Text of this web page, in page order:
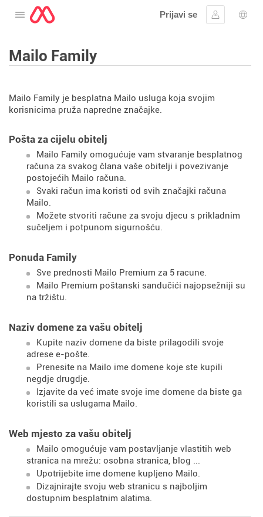
Otvorite izbornik
Prijavi se
Prijaviti se
Mailo Family
Mailo Family je besplatna Mailo usluga koja svojim
korisnicima pruža napredne značajke.
Pošta za cijelu obitelj
Mailo Family omogućuje vam stvaranje besplatnog
računa za svakog člana vaše obitelji i povezivanje
postojećih Mailo računa.
Svaki račun ima koristi od svih značajki računa
Mailo.
Možete stvoriti račune za svoju djecu s prikladnim
sučeljem i potpunom sigurnošću.
Ponuda Family
Sve prednosti Mailo Premium za 5 racune.
Mailo Premium poštanski sandučići najopsežniji su
na tržištu.
Naziv domene za vašu obitelj
Kupite naziv domene da biste prilagodili svoje
adrese e-pošte.
Prenesite na Mailo ime domene koje ste kupili
negdje drugdje.
Izjavite da već imate svoje ime domene da biste ga
koristili sa uslugama Mailo.
Web mjesto za vašu obitelj
Mailo omogućuje vam postavljanje vlastitih web
stranica na mrežu: osobna stranica, blog ...
Upotrijebite ime domene kupljeno Mailo.
Dizajnirajte svoju web stranicu s najboljim
dostupnim besplatnim alatima.